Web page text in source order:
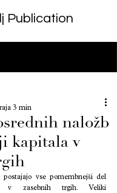
Publication
naložb
kapitala v
3 min
postajajo vse pomembnejši del
v zasebnih trgih. Veliki